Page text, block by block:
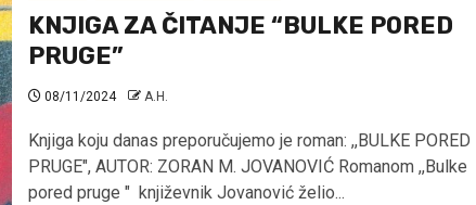
KNJIGA ZA ČITANJE “BULKE PORED
PRUGE”
08/11/2024 A.H.
Knjiga koju danas preporučujemo je roman: ,,BULKE PORED
PRUGE", AUTOR: ZORAN M. JOVANOVIĆ Romanom ,,Bulke
pored pruge " književnik Jovanović želio...